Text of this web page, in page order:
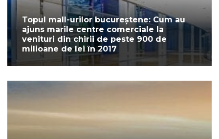
Topul mall-urilor bucureștene: Cum au
ajuns marile centre comerciale la
venituri din chirii de peste 900 de
milioane de lei în 2017